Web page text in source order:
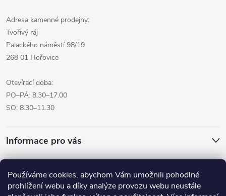
Používáme cookies, abychom Vám umožnili pohodlné
prohlížení webu a díky analýze provozu webu neustále
Adresa kamenné prodejny:
Tvořivý ráj
Palackého náměstí 98/19
268 01 Hořovice
Otevírací doba:
PO–PÁ: 8.30–17.00
SO: 8.30–11.30
Informace pro vás
Přijímáme online platby